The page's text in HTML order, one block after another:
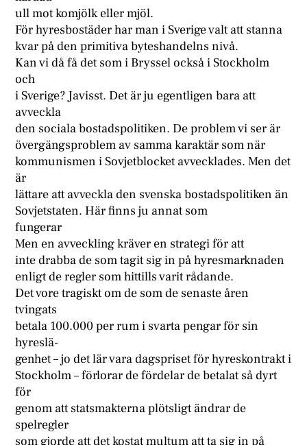
ull mot komjölk eller mjöl.
För hyresbostäder har man i Sverige valt att stanna
kvar på den primitiva byteshandelns nivå.
Kan vi då få det som i Bryssel också i Stockholm
och
i Sverige? Javisst. Det är ju egentligen bara att
avveckla
den sociala bostadspolitiken. De problem vi ser är
övergängsproblem av samma karaktär som när
kommunismen i Sovjetblocket avvecklades. Men det
är
lättare att avveckla den svenska bostadspolitiken än
Sovjetstaten. Här finns ju annat som
fungerar
Men en avveckling kräver en strategi för att
inte drabba de som tagit sig in på hyresmarknaden
enligt de regler som hittills varit rådande.
Det vore tragiskt om de som de senaste åren
tvingats
betala 100.000 per rum i svarta pengar för sin
hyreslä-
genhet – jo det lär vara dagspriset för hyreskontrakt i
Stockholm – förlorar de fördelar de betalat så dyrt
för
genom att statsmakterna plötsligt ändrar de
spelregler
som gjorde att det kostat multum att ta sig in på